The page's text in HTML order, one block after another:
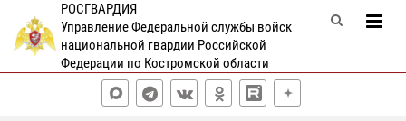
РОСГВАРДИЯ
Управление Федеральной службы войск
национальной гвардии Российской
Федерации по Костромской области